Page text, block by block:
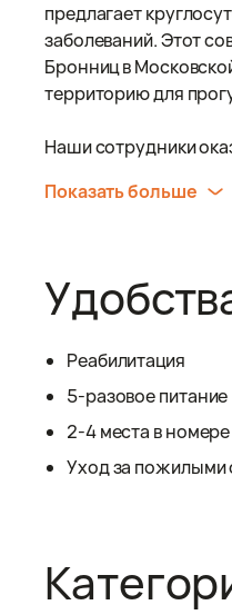
предлагает
заболеваний. Этот
Бронниц в
территорию для
Наши сотрудники
Показать больше
Реабилитация
5-разовое питание
2-4 места в номере
Уход за пожилыми